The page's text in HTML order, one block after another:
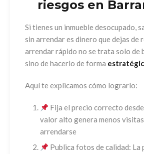
riesgos en
Si tienes un inmueble desocupado,
sin arrendar es dinero que dejas de
arrendar rápido no se trata solo de
sino de hacerlo de forma
Aquí te explicamos cómo lograrlo:
Fija el precio correcto
valor alto genera menos
arrendarse
Publica fotos de calidad: La